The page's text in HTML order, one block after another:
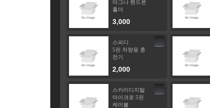
마그나 핸드폰
홀더
3,000
스피디
5핀 차량용 충
전기
2,000
스카이디지탈
마이크로 5핀
케이블